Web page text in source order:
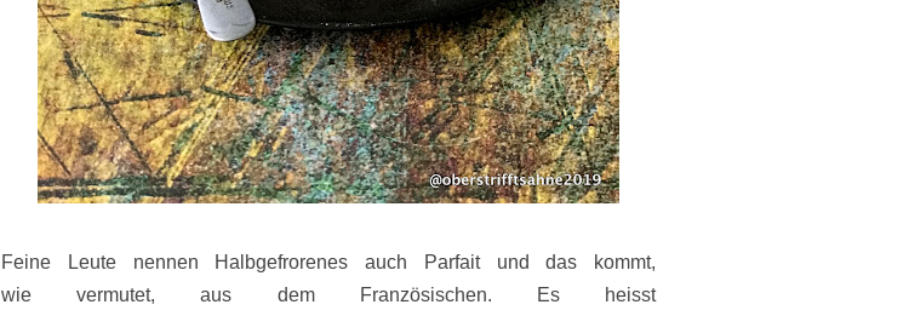
Feine Leute nennen Halbgefrorenes auch Parfait und das kommt,
wievermutet, aus dem Französischen. Es heisst